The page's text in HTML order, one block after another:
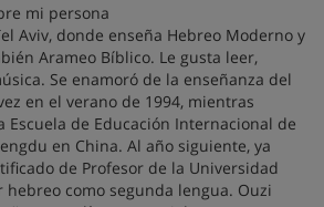
mi persona
Aviv, donde enseña Hebreo Moderno y
Arameo Bíblico. Le gusta leer,
Se enamoró de la enseñanza del
en el verano de 1994, mientras
Escuela de Educación Internacional de
en China. Al año siguiente, ya
de Profesor de la Universidad
hebreo como segunda lengua. Ouzi